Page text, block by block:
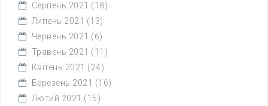
Серпень 2021 (18)
Липень 2021 (13)
Червень 2021 (6)
Травень 2021 (11)
Квітень 2021 (24)
Березень 2021 (16)
Лютий 2021 (15)